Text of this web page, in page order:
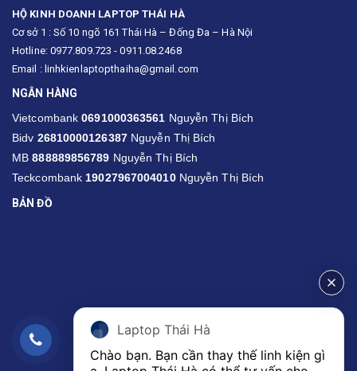
HỘ KINH DOANH LAPTOP THÁI HÀ
Cơ sở 1 : Số 10 ngõ 161 Thái Hà – Đống Đa – Hà Nội
Hotline: 0977.809.723 - 0911.08.2468
Email : linhkienlaptopthaiha@gmail.com
NGÂN HÀNG
Vietcombank0691000363561 Nguyễn Thị Bích
Bidv 26810000126387Nguyễn Thị Bích
MB888889856789 Nguyễn Thị Bích
Teckcombank19027967004010Nguyễn Thị Bích
BẢN ĐỒ
Laptop Thái Hà
Chào bạn. Bạn cần thay thế linh kiện gì